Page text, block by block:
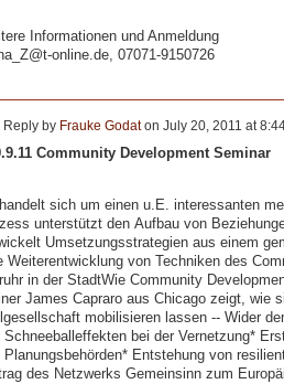
Informationen und Anmeldung
online.de, 07071-9150726
Reply by Frauke Godaton July 20, 2011 at
Community Development Seminar
sich um einen u.E. interessanten
unterstützt den Aufbau von
Umsetzungsstrategien aus einem
Weiterentwicklung von Techniken des
in der StadtWie Community
James Capraro aus Chicago zeigt, wie
mobilisieren lassen -- Wider
Schneeballeffekten bei der Vernetzung*
Planungsbehörden* Entstehung von
des Netzwerks Gemeinsinn zum